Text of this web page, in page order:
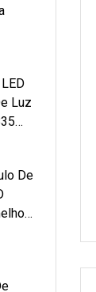
De
Luz
De
Pixel